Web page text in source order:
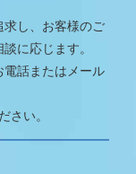
し、お客様のご
に応じます。
話またはメール
さい。